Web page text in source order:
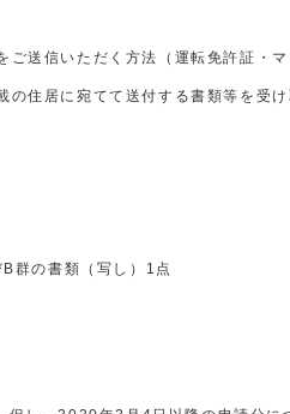
送信いただく方法（運転免許証・
住居に宛てて送付する書類等を受
群の書類（写し）1点